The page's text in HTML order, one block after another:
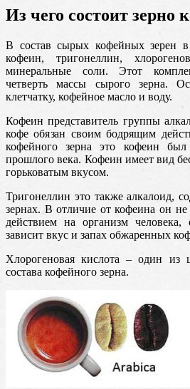
Из чего состоит зерно
В состав сырых кофейных зерен в
кофеин, тригонеллин,
минеральные соли. Этот
четверть массы сырого зерна.
клетчатку, кофейное масло и воду.
Кофеин представитель группы
кофе обязан своим бодрящим
кофейного зерна это кофеин
прошлого века. Кофеин имеет вид
горьковатым вкусом.
Тригонеллин это также алкалоид,
зернах. В отличие от кофеина он
действием на организм
зависит вкус и запах обжаренных
Хлорогеновая кислота – один из
состава кофейного зерна.